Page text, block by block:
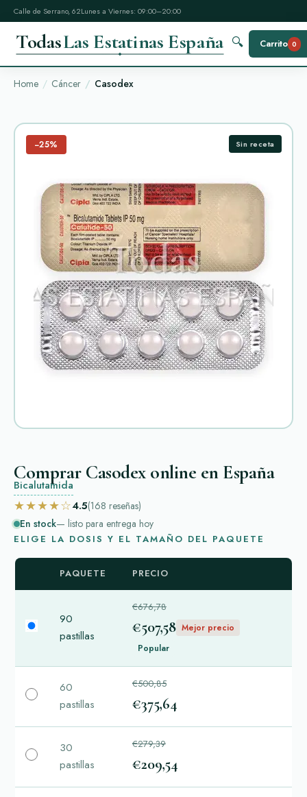
Calle de Serrano, 62Lunes a Viernes: 09:00–20:00
TodasLas Estatinas España 🔍 Carrito 0
Home Cáncer Casodex
−25% Sin receta
Comprar Casodex online en España
Bicalutamida
★★★★☆4.5(168 reseñas)
En stock— listo para entrega hoy
ELIGE LA DOSIS Y EL TAMAÑO DEL PAQUETE
PAQUETE PRECIO
90
pastillas
€676,78
€507,58 Mejor precio
Popular
60
pastillas
€500,85
€375,64
30
pastillas
€279,39
€209,54